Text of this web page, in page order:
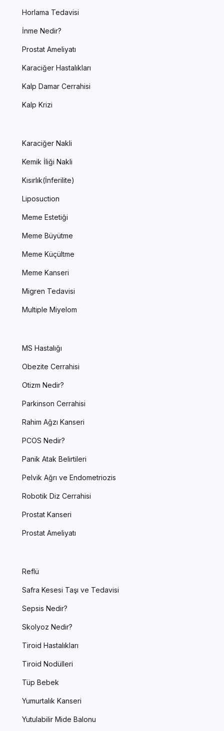
Horlama Tedavisi
İnme Nedir?
Prostat Ameliyatı
Karaciğer Hastalıkları
Kalp Damar Cerrahisi
Kalp Krizi
Karaciğer Nakli
Kemik İliği Nakli
Kısırlık(İnferilite)
Liposuction
Meme Estetiği
Meme Büyütme
Meme Küçültme
Meme Kanseri
Migren Tedavisi
Multiple Miyelom
MS Hastalığı
Obezite Cerrahisi
Otizm Nedir?
Parkinson Cerrahisi
Rahim Ağzı Kanseri
PCOS Nedir?
Panik Atak Belirtileri
Pelvik Ağrı ve Endometriozis
Robotik Diz Cerrahisi
Prostat Kanseri
Prostat Ameliyatı
Reflü
Safra Kesesi Taşı ve Tedavisi
Sepsis Nedir?
Skolyoz Nedir?
Tiroid Hastalıkları
Tiroid Nodülleri
Tüp Bebek
Yumurtalık Kanseri
Yutulabilir Mide Balonu